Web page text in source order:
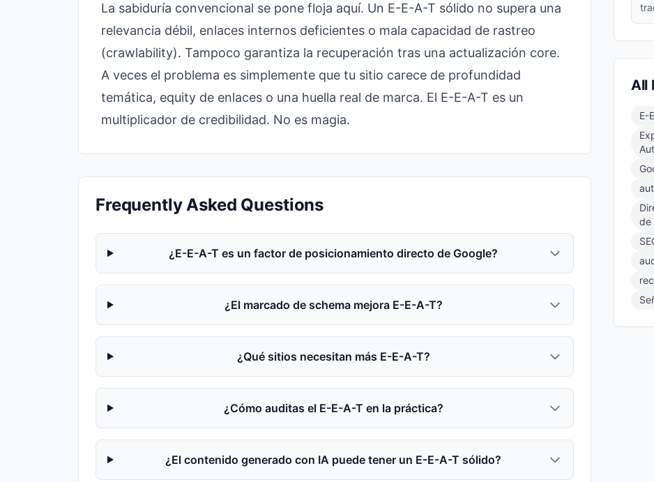
La sabiduría convencional se pone floja aquí. Un E-E-A-T sólido no supera una
relevancia débil, enlaces internos deficientes o mala capacidad de rastreo
(crawlability). Tampoco garantiza la recuperación tras una actualización core.
A veces el problema es simplemente que tu sitio carece de profundidad
temática, equity de enlaces o una huella real de marca. El E-E-A-T es un
multiplicador de credibilidad. No es magia.
Frequently Asked Questions
¿E-E-A-T es un factor de posicionamiento directo de Google?
¿El marcado de schema mejora E-E-A-T?
¿Qué sitios necesitan más E-E-A-T?
¿Cómo auditas el E-E-A-T en la práctica?
¿El contenido generado con IA puede tener un E-E-A-T sólido?
All
E-
de